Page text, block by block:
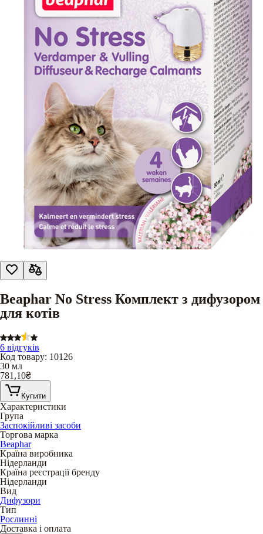
Beaphar No Stress Комплект з дифузором
для котів
6 відгуків
Код товару: 10126
30 мл
781,10₴
Купити
Характеристики
Група
Заспокійливі засоби
Торгова марка
Beaphar
Країна виробника
Нідерланди
Країна реєстрації бренду
Нідерланди
Вид
Дифузори
Тип
Рослинні
Доставка і оплата